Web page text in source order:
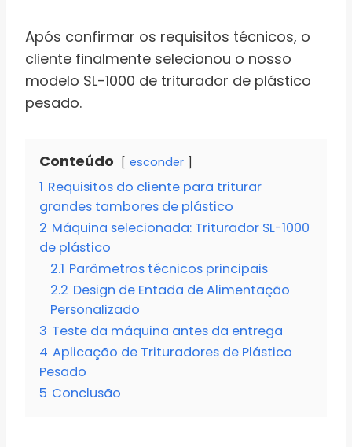
Após confirmar os requisitos técnicos, o
cliente finalmente selecionou o nosso
modelo SL-1000 de triturador de plástico
pesado.
Conteúdo esconder
1 Requisitos do cliente para triturar
grandes tambores de plástico
2 Máquina selecionada: Triturador SL-1000
de plástico
2.1 Parâmetros técnicos principais
2.2 Design de Entada de Alimentação
Personalizado
3 Teste da máquina antes da entrega
4 Aplicação de Trituradores de Plástico
Pesado
5 Conclusão